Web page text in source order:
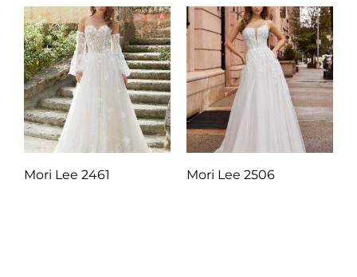
Mori Lee 2461 Mori Lee 2506